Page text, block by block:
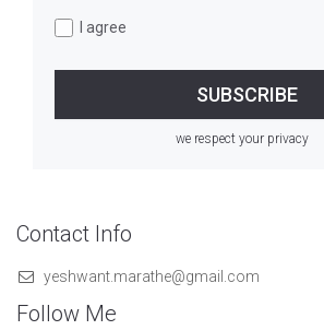
I agree
we respect your privacy
Contact Info
yeshwant.marathe@gmail.com
Follow Me